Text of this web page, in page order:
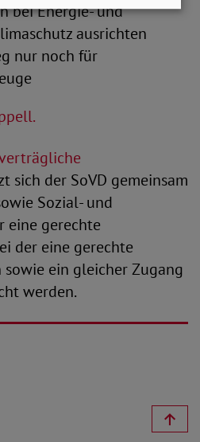
bei Energie- und
ausrichten
nur noch für
sich der SoVD gemeinsam
Sozial- und
eine gerechte
der eine gerechte
ein gleicher Zugang
werden.